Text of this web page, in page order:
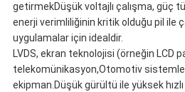
getirmekDüşük voltajlı çalışma, güç
enerji verimliliğinin kritik olduğu pil ile
uygulamalar için idealdir.
LVDS, ekran teknolojisi (örneğin LCD
telekomünikasyon,Otomotiv
ekipman.Düşük gürültü ile yüksek